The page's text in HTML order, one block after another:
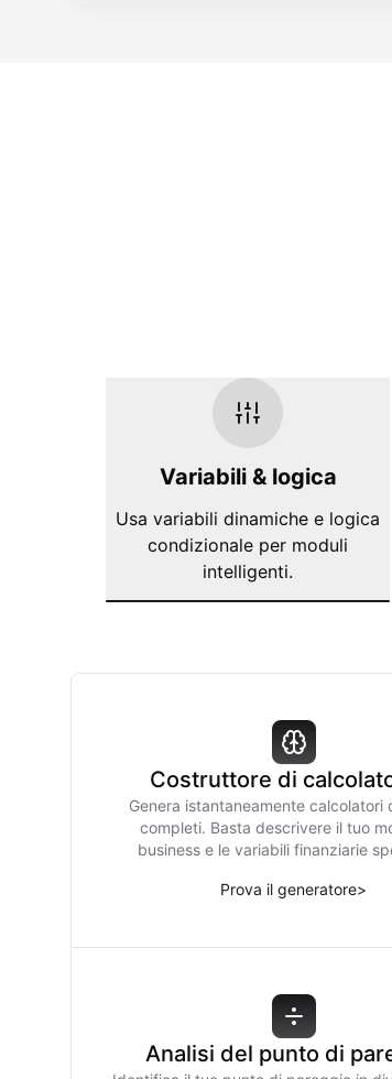
Variabili & logica
Usa variabili dinamiche e logica
condizionale per moduli
intelligenti.
Costruttore di
Genera istantaneamente calcolatori
completi. Basta descrivere il tuo
business e le variabili finanziarie
Prova il generatore>
Analisi del punto di